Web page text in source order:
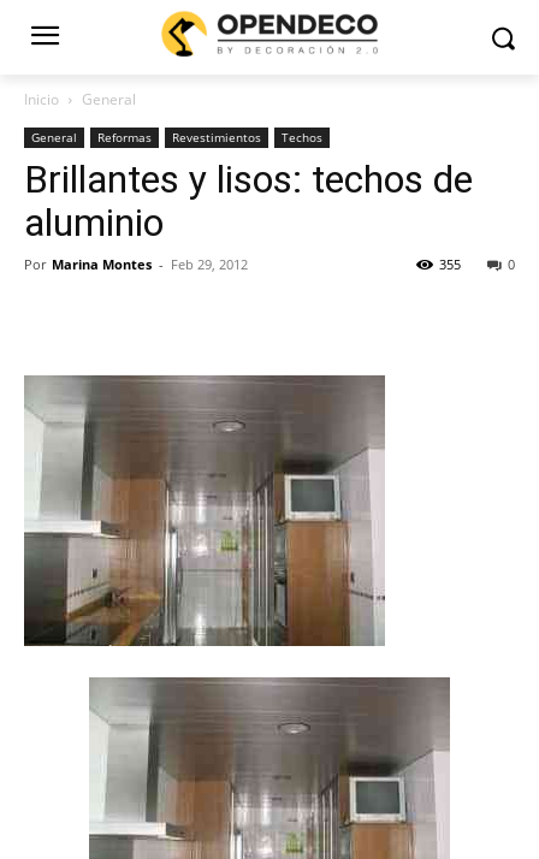
Inicio General
General Reformas Revestimientos Techos
Brillantes y lisos: techos de
aluminio
Por Marina Montes - Feb 29, 2012 0
355